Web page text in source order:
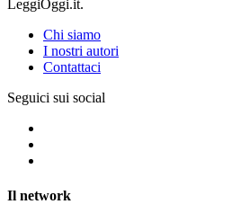
LeggiOggi.it.
Chi siamo
I nostri autori
Contattaci
Seguici sui social
Il network